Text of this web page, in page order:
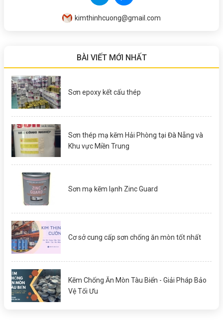
kimthinhcuong@gmail.com
BÀI VIẾT MỚI NHẤT
Sơn epoxy kết cấu thép
Sơn thép mạ kẽm Hải Phòng tại Đà Nẵng và
Khu vực Miền Trung
Sơn mạ kẽm lạnh Zinc Guard
Cơ sở cung cấp sơn chống ăn mòn tốt nhất
Kẽm Chống Ăn Mòn Tàu Biển - Giải Pháp Bảo
Vệ Tối Ưu